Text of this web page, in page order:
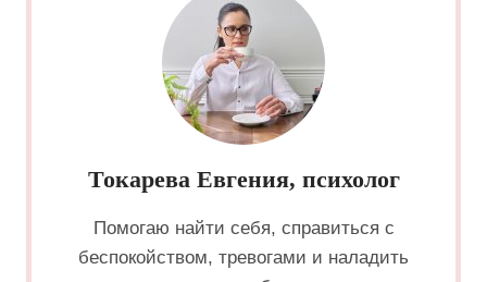
Токарева Евгения, психолог
Помогаю найти себя, справиться с
беспокойством, тревогами и наладить